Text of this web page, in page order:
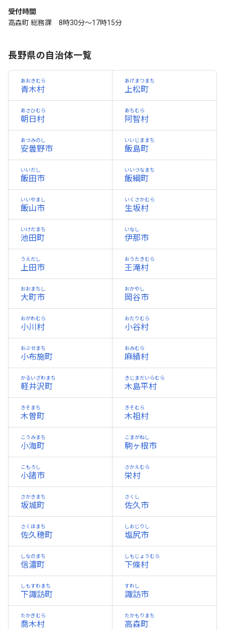
受付時間
高森町 総務課 8時30分～17時15分
長野県の自治体一覧
青木村
あおきむら
上松町
あげまつまち
朝日村
あさひむら
阿智村
あちむら
安曇野市
あづみのし
飯島町
いいじままち
飯田市
いいだし
飯綱町
いいづなまち
飯山市
いいやまし
生坂村
いくさかむら
池田町
いけだまち
伊那市
いなし
上田市
うえだし
王滝村
おうたきむら
大町市
おおまちし
岡谷市
おかやし
小川村
おがわむら
小谷村
おたりむら
小布施町
おぶせまち
麻績村
おみむら
軽井沢町
かるいざわまち
木島平村
きじまだいらむら
木曽町
きそまち
木祖村
きそむら
小海町
こうみまち
駒ヶ根市
こまがねし
小諸市
こもろし
栄村
さかえむら
坂城町
さかきまち
佐久市
さくし
佐久穂町
さくほまち
塩尻市
しおじりし
信濃町
しなのまち
下條村
しもじょうむら
下諏訪町
しもすわまち
諏訪市
すわし
喬木村
たかぎむら
高森町
たかもりまち